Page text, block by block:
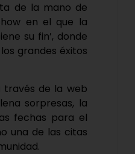
de la mano de
en el que la
su fin’, donde
grandes éxitos
través de la web
sorpresas, la
fechas para el
una de las citas